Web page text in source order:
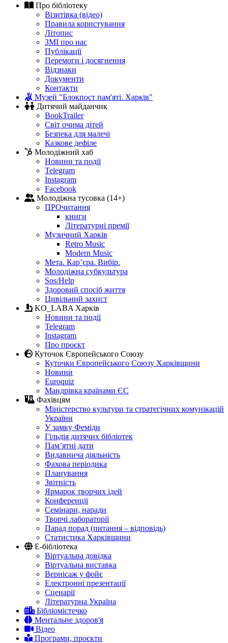
Про бібліотеку
Візитівка (відео)
Правила користування
Літопис
ЗМІ про нас
Публікації
Перемоги і досягнення
Відзнаки
Документи
Контакти
Музей "Блокпост пам'яті. Харків"
Дитячий майданчик
BookTrailer
Світ очима дітей
Безпека для малечі
Казкове дефіле
Молодіжний хаб
Новини та події
Telegram
Instagram
Facebook
Молодіжна тусовка (14+)
ПРОчитання
книги
Літературні премії
Музичний Харків
Retro Music
Modern Music
Мета. Кар’єра. Вибір.
Молодіжна субкультура
Sos/Help
Здоровий спосіб життя
Цивільний захист
KO_LABA Харків
Новини та події
Telegram
Instagram
Про проєкт
Куточок Європейського Союзу
Куточки Європейського Союзу Харківщини
Новини
Euroquiz
Мандрівка країнами ЄС
Фахівцям
Міністерство культури та стратегічних комунікацій
України
У замку Феміди
Гільдія дитячих бібліотек
Пам’ятні дати
Видавнича діяльність
Фахова періодика
Планування
Звітність
Ярмарок творчих ідей
Конференції
Семінари, наради
Творчі лабораторії
Парад порад (питання – відповідь)
Статистика Харківщини
Е-бібліотека
Віртуальна довідка
Віртуальна виставка
Вернісаж у фойє
Електронні презентації
Сценарії
Літературна Україна
Бібліомістечко
Ментальне здоров'я
Відео
Програми, проєкти